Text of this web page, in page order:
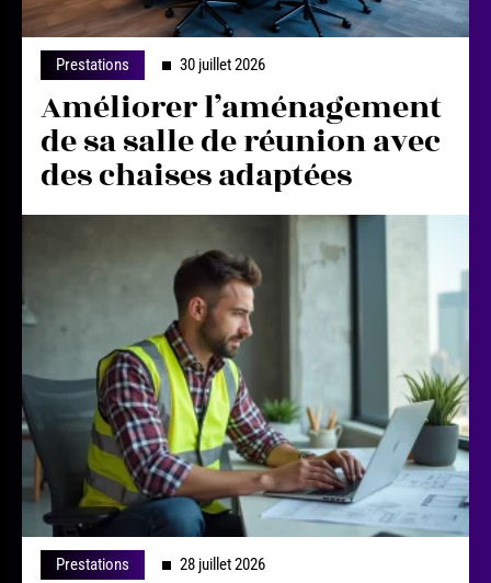
Prestations 30 juillet 2026
Améliorer l’aménagement
de sa salle de réunion avec
des chaises adaptées
Prestations 28 juillet 2026